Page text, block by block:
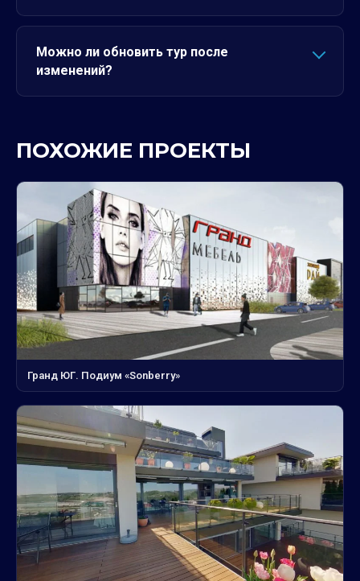
Можно ли обновить тур после
изменений?
ПОХОЖИЕ ПРОЕКТЫ
Гранд ЮГ. Подиум «Sonberry»